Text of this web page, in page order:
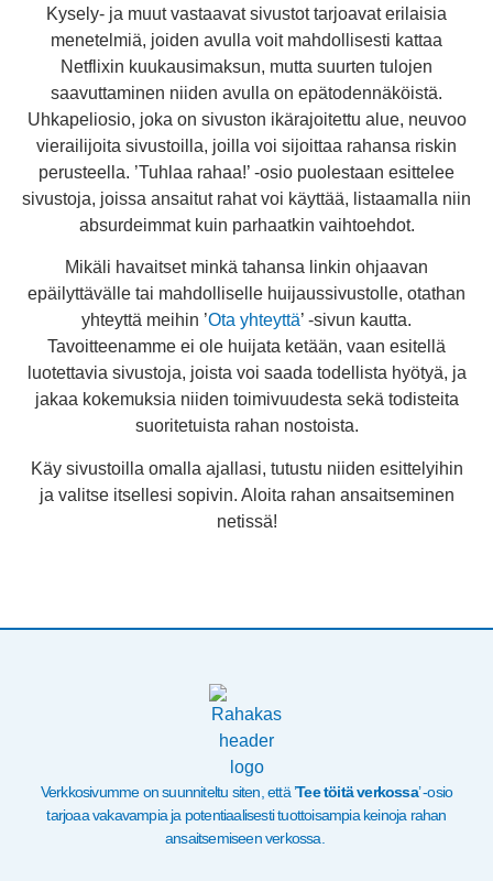
Kysely- ja muut vastaavat sivustot tarjoavat erilaisia
menetelmiä, joiden avulla voit mahdollisesti kattaa
Netflixin kuukausimaksun, mutta suurten tulojen
saavuttaminen niiden avulla on epätodennäköistä.
Uhkapeliosio, joka on sivuston ikärajoitettu alue, neuvoo
vierailijoita sivustoilla, joilla voi sijoittaa rahansa riskin
perusteella. ’Tuhlaa rahaa!’ -osio puolestaan esittelee
sivustoja, joissa ansaitut rahat voi käyttää, listaamalla niin
absurdeimmat kuin parhaatkin vaihtoehdot.
Mikäli havaitset minkä tahansa linkin ohjaavan
epäilyttävälle tai mahdolliselle huijaussivustolle, otathan
yhteyttä meihin ’Ota yhteyttä’ -sivun kautta.
Tavoitteenamme ei ole huijata ketään, vaan esitellä
luotettavia sivustoja, joista voi saada todellista hyötyä, ja
jakaa kokemuksia niiden toimivuudesta sekä todisteita
suoritetuista rahan nostoista.
Käy sivustoilla omalla ajallasi, tutustu niiden esittelyihin
ja valitse itsellesi sopivin. Aloita rahan ansaitseminen
netissä!
Verkkosivumme on suunniteltu siten, että ’Tee töitä verkossa’ -osio
tarjoaa vakavampia ja potentiaalisesti tuottoisampia keinoja rahan
ansaitsemiseen verkossa.